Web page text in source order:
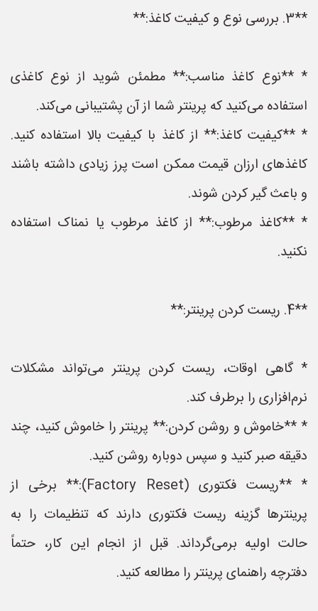
**3. بررسی نوع و کیفیت کاغذ:**
* **نوع کاغذ مناسب:** مطمئن شوید از نوع کاغذی
استفاده می‌کنید که پرینتر شما از آن پشتیبانی می‌کند.
* **کیفیت کاغذ:** از کاغذ با کیفیت بالا استفاده کنید.
کاغذهای ارزان قیمت ممکن است پرز زیادی داشته باشند
و باعث گیر کردن شوند.
* **کاغذ مرطوب:** از کاغذ مرطوب یا نمناک استفاده
نکنید.
**4. ریست کردن پرینتر:**
* گاهی اوقات، ریست کردن پرینتر می‌تواند مشکلات
نرم‌افزاری را برطرف کند.
* **خاموش و روشن کردن:** پرینتر را خاموش کنید، چند
دقیقه صبر کنید و سپس دوباره روشن کنید.
* **ریست فکتوری (Factory Reset):** برخی از
پرینترها گزینه ریست فکتوری دارند که تنظیمات را به
حالت اولیه برمی‌گرداند. قبل از انجام این کار، حتماً
دفترچه راهنمای پرینتر را مطالعه کنید.